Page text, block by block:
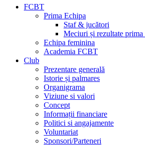
FCBT
Prima Echipa
Staf & jucători
Meciuri și rezultate prima
Echipa feminina
Academia FCBT
Club
Prezentare generală
Istorie și palmares
Organigrama
Viziune si valori
Concept
Informații financiare
Politici si angajamente
Voluntariat
Sponsori/Parteneri